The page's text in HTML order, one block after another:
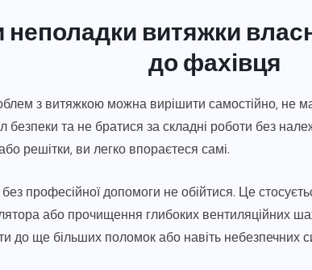
неполадки витяжки
до фахівця
з витяжкою можна вирішити самостійно, не
безпеки та не братися за складні роботи без
решітки, ви легко впораєтеся самі.
без професійної допомоги не обійтися. Це
або прочищення глибоких вентиляційних
до ще більших поломок або навіть небезпечних